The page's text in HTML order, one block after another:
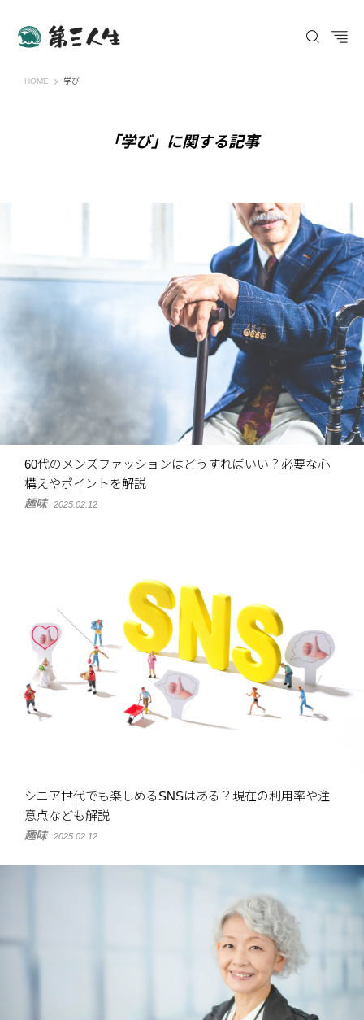
HOME 第三人生 〜寄り道の歩き方〜
学び
「学び」に関する記事
60代のメンズファッションはどうすればいい？必要な心
構えやポイントを解説
趣味 2025.02.12
シニア世代でも楽しめるSNSはある？現在の利用率や注
意点なども解説
趣味 2025.02.12